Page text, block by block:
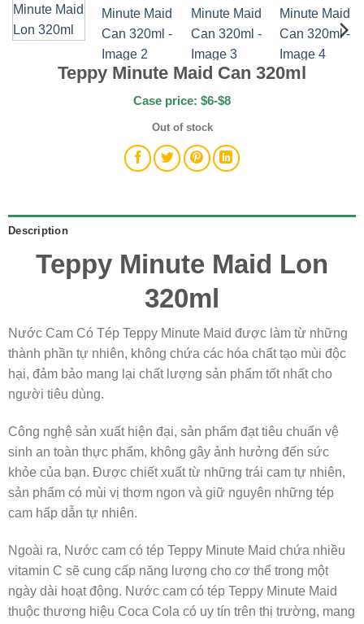
Teppy Minute Maid Can 320ml
Case price: $6-$8
Out of stock
Description
Teppy Minute Maid Lon
320ml
Nước Cam Có Tép Teppy Minute Maid được làm từ những
thành phần tự nhiên, không chứa các hóa chất tạo mùi độc
hại, đảm bảo mang lại chất lượng sản phẩm tốt nhất cho
người tiêu dùng.
Công nghệ sản xuất hiện đại, sản phẩm đạt tiêu chuẩn vệ
sinh an toàn thực phẩm, không gây ảnh hưởng đến sức
khỏe của bạn. Được chiết xuất từ những trái cam tự nhiên,
sản phẩm có mùi vị thơm ngon và giữ nguyên những tép
cam hấp dẫn tự nhiên.
Ngoài ra, Nước cam có tép Teppy Minute Maid chứa nhiều
vitamin C sẽ cung cấp năng lượng cho cơ thể trong một
ngày dài hoạt động. Nước cam có tép Teppy Minute Maid
thuộc thương hiệu Coca Cola có uy tín trên thị trường, mang